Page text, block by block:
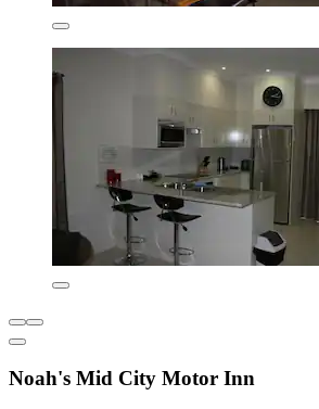
Noah's Mid City Motor Inn